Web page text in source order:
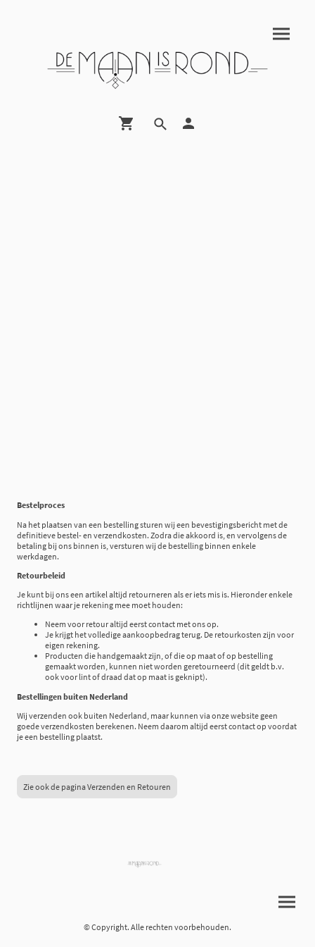
Bestelproces
Na het plaatsen van een bestelling sturen wij een bevestigingsbericht met de
definitieve bestel- en verzendkosten. Zodra die akkoord is, en vervolgens de
betaling bij ons binnen is, versturen wij de bestelling binnen enkele
werkdagen.
Retourbeleid
Je kunt bij ons een artikel altijd retourneren als er iets mis is. Hieronder enkele
richtlijnen waar je rekening mee moet houden:
Neem voor retour altijd eerst contact met ons op.
Je krijgt het volledige aankoopbedrag terug. De retourkosten zijn voor
eigen rekening.
Producten die handgemaakt zijn, of die op maat of op bestelling
gemaakt worden, kunnen niet worden geretourneerd (dit geldt b.v.
ook voor lint of draad dat op maat is geknipt).
Bestellingen buiten Nederland
Wij verzenden ook buiten Nederland, maar kunnen via onze website geen
goede verzendkosten berekenen. Neem daarom altijd eerst contact op voordat
je een bestelling plaatst.
Zie ook de pagina Verzenden en Retouren
© Copyright. Alle rechten voorbehouden.